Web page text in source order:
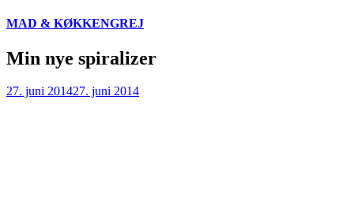
Skip
content
MAD & KØKKENGREJ
Min nye spiralizer
27. juni 201427. juni 2014